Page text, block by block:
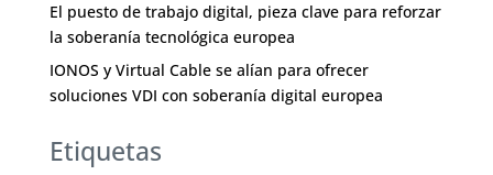
El puesto de trabajo digital, pieza clave para reforzar
la soberanía tecnológica europea
IONOS y Virtual Cable se alían para ofrecer
soluciones VDI con soberanía digital europea
Etiquetas